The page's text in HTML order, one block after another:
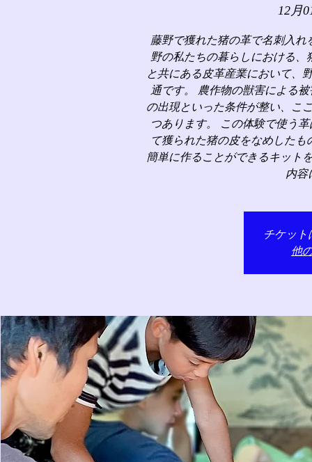
12月
藤野で獲れた猪の革で名刺入
野の私たちの暮らしにおける
と共にある皮革産業において、
通です。 農作物の獣害による
の出現といった条件が整い、こ
つあります。 この体験で使う
て獲られた猪の皮をなめした
簡単に作ることができるキット
内容
チケット
他